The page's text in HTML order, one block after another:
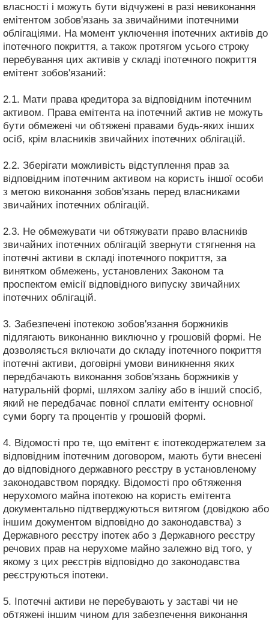
власності і можуть бути відчужені в разі невиконання
емітентом зобов'язань за звичайними іпотечними
облігаціями. На момент уключення іпотечних активів до
іпотечного покриття, а також протягом усього строку
перебування цих активів у складі іпотечного покриття
емітент зобов'язаний:
2.1. Мати права кредитора за відповідним іпотечним
активом. Права емітента на іпотечний актив не можуть
бути обмежені чи обтяжені правами будь-яких інших
осіб, крім власників звичайних іпотечних облігацій.
2.2. Зберігати можливість відступлення прав за
відповідним іпотечним активом на користь іншої особи
з метою виконання зобов'язань перед власниками
звичайних іпотечних облігацій.
2.3. Не обмежувати чи обтяжувати право власників
звичайних іпотечних облігацій звернути стягнення на
іпотечні активи в складі іпотечного покриття, за
винятком обмежень, установлених Законом та
проспектом емісії відповідного випуску звичайних
іпотечних облігацій.
3. Забезпечені іпотекою зобов'язання боржників
підлягають виконанню виключно у грошовій формі. Не
дозволяється включати до складу іпотечного покриття
іпотечні активи, договірні умови виникнення яких
передбачають виконання зобов'язань боржників у
натуральній формі, шляхом заліку або в інший спосіб,
який не передбачає повної сплати емітенту основної
суми боргу та процентів у грошовій формі.
4. Відомості про те, що емітент є іпотекодержателем за
відповідним іпотечним договором, мають бути внесені
до відповідного державного реєстру в установленому
законодавством порядку. Відомості про обтяження
нерухомого майна іпотекою на користь емітента
документально підтверджуються витягом (довідкою або
іншим документом відповідно до законодавства) з
Державного реєстру іпотек або з Державного реєстру
речових прав на нерухоме майно залежно від того, у
якому з цих реєстрів відповідно до законодавства
реєструються іпотеки.
5. Іпотечні активи не перебувають у заставі чи не
обтяжені іншим чином для забезпечення виконання